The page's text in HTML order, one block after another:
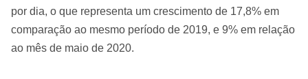
por dia, o que representa um crescimento de 17,8% em
comparação ao mesmo período de 2019, e 9% em relação
ao mês de maio de 2020.